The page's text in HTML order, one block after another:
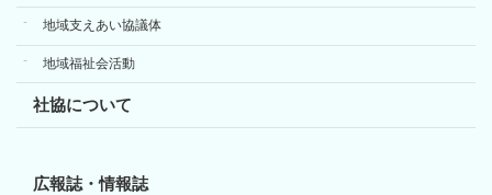
地域支えあい協議体
地域福祉会活動
社協について
広報誌・情報誌